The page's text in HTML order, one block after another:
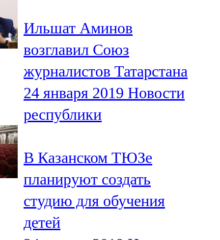
91,0 FM
Шәмәрдән
102,3 FM
Яңа чишмә
107,0 FM
105,5 FM
Ильшат Аминов
возглавил Союз
журналистов Татарстана
24 января 2019 Новости
республики
В Казанском ТЮЗе
планируют создать
студию для обучения
детей